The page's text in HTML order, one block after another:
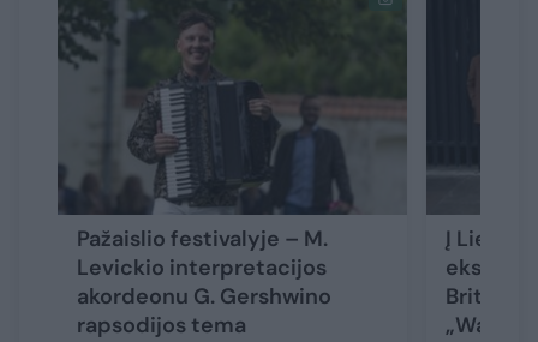
Pažaislio festivalyje – M.
Levickio interpretacijos
akordeonu G. Gershwino
rapsodijos tema
Į